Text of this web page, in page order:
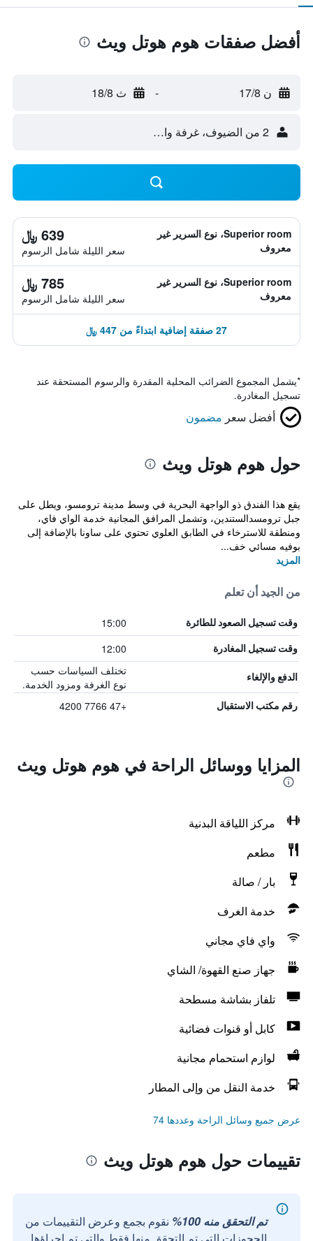
أفضل صفقات هوم هوتل ويث
ن 17/8 - ث 18/8
2 من الضيوف، غرفة واحدة
Superior room، نوع السرير غير
معروف
639 ﷼
سعر الليلة شامل الرسوم
Superior room، نوع السرير غير
معروف
785 ﷼
سعر الليلة شامل الرسوم
27 صفقة إضافية ابتداءً من 447 ﷼
*يشمل المجموع الضرائب المحلية المقدرة والرسوم المستحقة عند
تسجيل المغادرة.
أفضل سعر مضمون
حول هوم هوتل ويث
يقع هذا الفندق ذو الواجهة البحرية في وسط مدينة ترومسو، ويطل على
جبل ترومسدالستندين، وتشمل المرافق المجانية خدمة الواي فاي،
ومنطقة للاسترخاء في الطابق العلوي تحتوي على ساونا بالإضافة إلى
بوفيه مسائي خف...
المزيد
من الجيد أن تعلم
وقت تسجيل الصعود للطائرة 15:00
وقت تسجيل المغادرة 12:00
الدفع والإلغاء
تختلف السياسات حسب
نوع الغرفة ومزود الخدمة.
رقم مكتب الاستقبال +47 7766 4200
المزايا ووسائل الراحة في هوم هوتل ويث
مركز اللياقة البدنية
مطعم
بار / صالة
خدمة الغرف
واي فاي مجاني
جهاز صنع القهوة/ الشاي
تلفاز بشاشة مسطحة
كابل أو قنوات فضائية
لوازم استحمام مجانية
خدمة النقل من وإلى المطار
عرض جميع وسائل الراحة وعددها 74
تقييمات حول هوم هوتل ويث
تم التحقق منه 100%
نقوم بجمع وعرض التقييمات من